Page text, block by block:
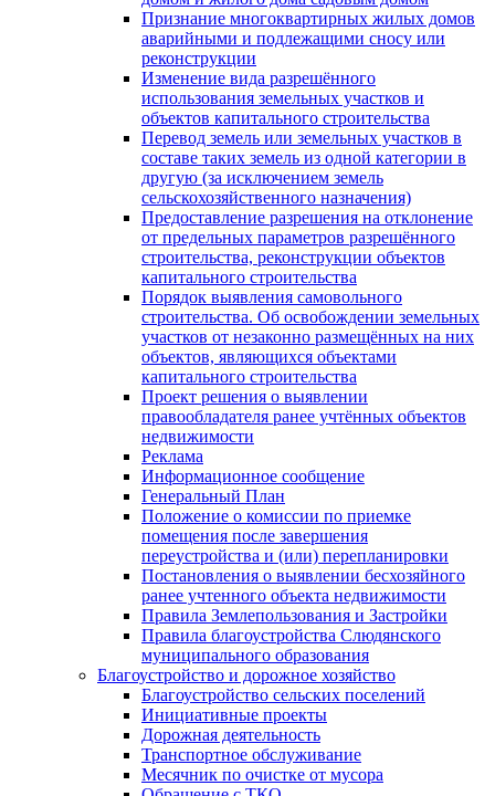
Признание многоквартирных жилых домов
аварийными и подлежащими сносу или
реконструкции
Изменение вида разрешённого
использования земельных участков и
объектов капитального строительства
Перевод земель или земельных участков в
составе таких земель из одной категории в
другую (за исключением земель
сельскохозяйственного назначения)
Предоставление разрешения на отклонение
от предельных параметров разрешённого
строительства, реконструкции объектов
капитального строительства
Порядок выявления самовольного
строительства. Об освобождении земельных
участков от незаконно размещённых на них
объектов, являющихся объектами
капитального строительства
Проект решения о выявлении
правообладателя ранее учтённых объектов
недвижимости
Реклама
Информационное сообщение
Генеральный План
Положение о комиссии по приемке
помещения после завершения
переустройства и (или) перепланировки
Постановления о выявлении бесхозяйного
ранее учтенного объекта недвижимости
Правила Землепользования и Застройки
Правила благоустройства Слюдянского
муниципального образования
Благоустройство и дорожное хозяйство
Благоустройство сельских поселений
Инициативные проекты
Дорожная деятельность
Транспортное обслуживание
Месячник по очистке от мусора